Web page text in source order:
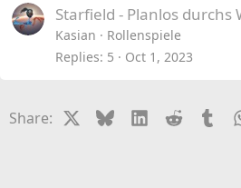
Starfield - Planlos durchs
Kasian
Rollenspiele
Replies 5 Oct 1, 2023
Share: BlueskyLinkedIn
Reddit